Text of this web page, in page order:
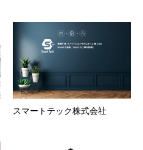
とを不適当と判断
号等）に変更が
の方法により、変
とします。
員が不利益を被っ
任を負いません。
ずれに対しても
スマートテック株式会社